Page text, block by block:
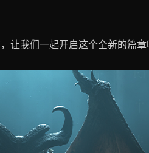
让我们一起开启这个全新的篇章